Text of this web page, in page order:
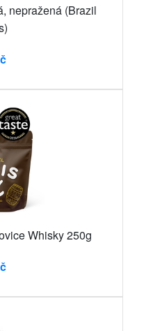
nepražená (Brazil
Whisky 250g